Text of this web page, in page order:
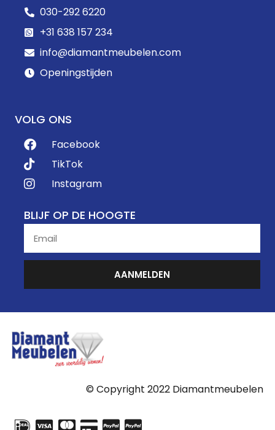
030-292 6220
+31 638 157 234
info@diamantmeubelen.com
Openingstijden
VOLG ONS
Facebook
TikTok
Instagram
BLIJF OP DE HOOGTE
AANMELDEN
© Copyright 2022 Diamantmeubelen